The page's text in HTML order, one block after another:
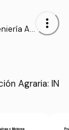
Ag
more_vert
Agraria: IN